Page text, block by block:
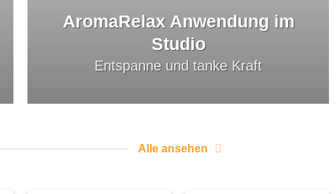
AromaRelax Anwendung im
Studio
Entspanne und tanke Kraft
Alle ansehen